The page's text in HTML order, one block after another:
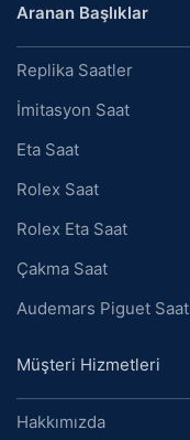
Aranan Başlıklar
Replika Saatler
İmitasyon Saat
Eta Saat
Rolex Saat
Rolex Eta Saat
Çakma Saat
Audemars Piguet Saat
Müşteri Hizmetleri
Hakkımızda